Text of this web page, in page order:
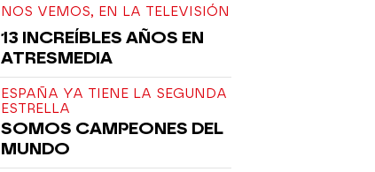
NOS VEMOS, EN LA TELEVISIÓN
13 INCREÍBLES AÑOS EN
ATRESMEDIA
ESPAÑA YA TIENE LA SEGUNDA
ESTRELLA
SOMOS CAMPEONES DEL
MUNDO